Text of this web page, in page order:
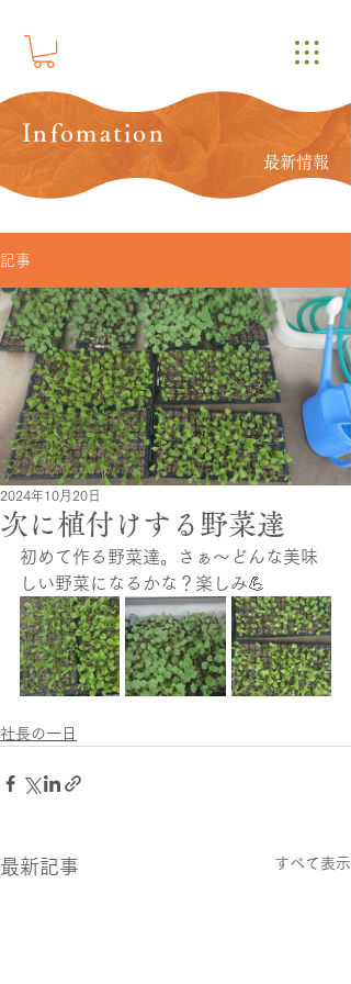
Infomation
最新情報
記事
次に植付けする野菜達
2024年10月20日
初めて作る野菜達。さぁ〜どんな美味
しい野菜になるかな？楽しみ💪
社長の一日
最新記事 すべて表示